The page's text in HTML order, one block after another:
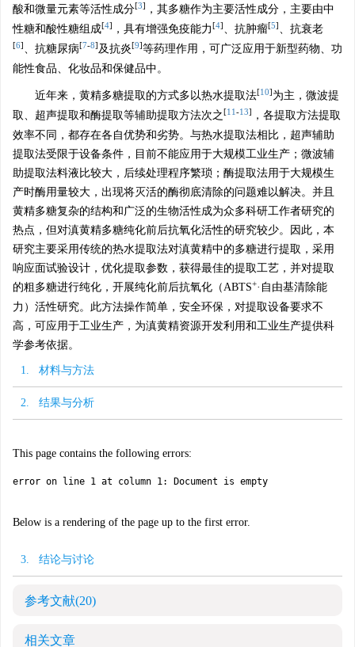
酸和微量元素等活性成分[3]
，其多糖作为主要活性成分，主要由中
性糖和酸性糖组成[4] ，具有增强免疫能力 [4] 、抗肿瘤[5] 、抗衰老
[6] 、抗糖尿病[7-8] 及抗炎[9]等药理作用，可广泛应用于新型药物、功
能性食品、化妆品和保健品中。
近年来，黄精多糖提取的方式多以热水提取法[10] 为主，微波提
取、超声提取和酶提取等辅助提取方法次之 [11 -13]
，各提取方法提取
效率不同，都存在各自优势和劣势。与热水提取法相比，超声辅助
提取法受限于设备条件，目前不能应用于大规模工业生产；微波辅
助提取法料液比较大，后续处理程序繁琐；酶提取法用于大规模生
产时酶用量较大，出现将灭活的酶彻底清除的问题难以解决。并且
黄精多糖复杂的结构和广泛的生物活性成为众多科研工作者研究的
热点，但对滇黄精多糖纯化前后抗氧化活性的研究较少。因此，本
研究主要采用传统的热水提取法对滇黄精中的多糖进行提取，采用
响应面试验设计，优化提取参数，获得最佳的提取工艺，并对提取
的粗多糖进行纯化，开展纯化前后抗氧化（ABTS+·自由基清除能
力）活性研究。此方法操作简单，安全环保，对提取设备要求不
高，可应用于工业生产，为滇黄精资源开发利用和工业生产提供科
学参考依据。
1. 材料与方法
2. 结果与分析
This page contains the following errors:
error on line 1 at column 1: Document is empty
Below is a rendering of the page up to the first error.
3. 结论与讨论
参考文献(20)
相关文章